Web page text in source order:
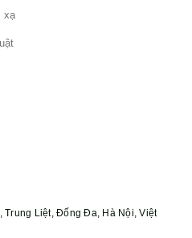
xạ
Trung Liệt, Đống Đa, Hà Nội, Việt